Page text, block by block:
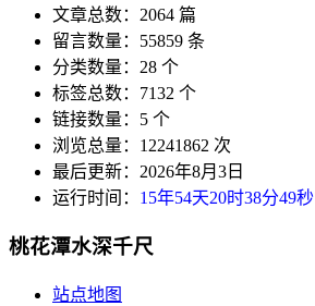
文章总数：2064 篇
留言数量：55859 条
分类数量：28 个
标签总数：7132 个
链接数量：5 个
浏览总量：12241862 次
最后更新：2026年8月3日
运行时间： 15年54天20时38分50秒
桃花潭水深千尺
站点地图